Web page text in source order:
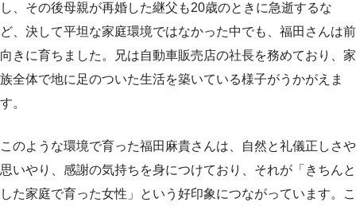
し、その後母親が再婚した継父も20歳のときに急逝するな
ど、決して平坦な家庭環境ではなかった中でも、福田さんは前
向きに育ちました。兄は自動車販売店の社長を務めており、家
族全体で地に足のついた生活を築いている様子がうかがえま
す。
このような環境で育った福田麻貴さんは、自然と礼儀正しさや
思いやり、感謝の気持ちを身につけており、それが「きちんと
した家庭で育った女性」という好印象につながっています。こ